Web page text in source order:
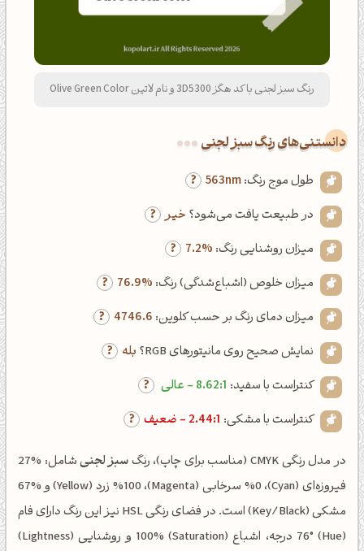
رنگ سبز لجنی با کد هگز 3D5300 و نام لاتین Olive Green Color
دانستنی‌های رنگ سبز لجنی
طول موج رنگ:563nm
در طبیعت یافت می‌شود؟ خیر
میزان روشنایی رنگ: 7.2%
میزان خلوص (اشباع‌شدگی) رنگ: 76.9%
میزان دمای رنگ بر حسب کلوین: 4746.6
نمایش صحیح روی مانیتورهای RGB؟
بله
کنتراست با سفید: 8.62:1 - عالی
کنتراست با مشکی: 2.44:1 - ضعیف
در مدل رنگی CMYK (مناسب برای چاپ)، رنگ سبز لجنی
شامل: %27
فیروزه‌ای (Cyan)، %0 سرخابی (Magenta)، %100 زرد (Yellow) و %67
مشکی (Key/Black) است. در فضای رنگی HSL نیز این رنگ دارای فام
(Hue) 76° درجه، اشباع (Saturation) 100% و روشنایی (Lightness)